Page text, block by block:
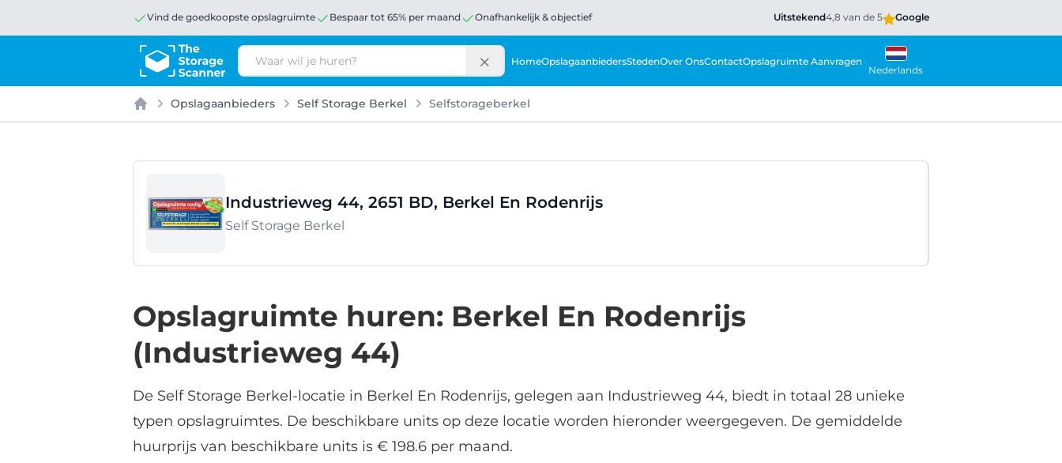
Vind de goedkoopste opslagruimte Bespaar tot 65% per maand Onafhankelijk & objectief Uitstekend4,8 van de 5 Google
Zoeken HomeOpslagaanbiedersStedenOver OnsContactOpslagruimte Aanvragen
Nederlands
Home
Opslagaanbieders Self Storage Berkel Selfstorageberkel
Industrieweg 44, 2651 BD, Berkel En Rodenrijs
Self Storage Berkel
Opslagruimte huren: Berkel En Rodenrijs
(Industrieweg 44)
De Self Storage Berkel-locatie in Berkel En Rodenrijs, gelegen aan Industrieweg 44, biedt in totaal 28 unieke
typen opslagruimtes. De beschikbare units op deze locatie worden hieronder weergegeven. De gemiddelde
huurprijs van beschikbare units is € 198.6 per maand.